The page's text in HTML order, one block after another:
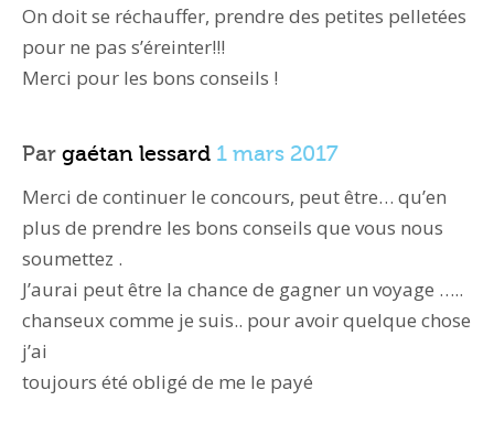
On doit se réchauffer, prendre des petites pelletées
pour ne pas s’éreinter!!!
Merci pour les bons conseils !
Par gaétan lessard 1 mars 2017
Merci de continuer le concours, peut être… qu’en
plus de prendre les bons conseils que vous nous
soumettez .
J’aurai peut être la chance de gagner un voyage …..
chanseux comme je suis.. pour avoir quelque chose
j’ai
toujours été obligé de me le payé